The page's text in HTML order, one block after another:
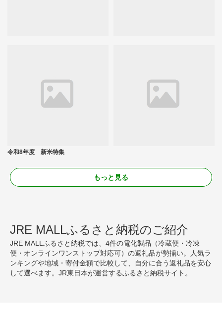
令和8年度 新米特集
もっと見る
JRE MALLふるさと納税のご紹介
JRE MALLふるさと納税では、4件の電化製品（冷蔵便・冷凍
便・オンラインワンストップ対応可）の返礼品が勢揃い。人気ラ
ンキングや地域・寄付金額で比較して、自分に合う返礼品を安心
して選べます。JR東日本が運営するふるさと納税サイト。